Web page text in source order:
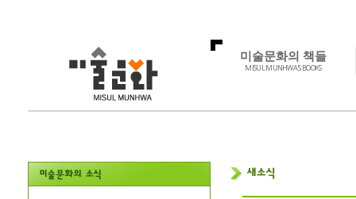
미술문화의 책들
MISUL MUNHWA'S BOOKS